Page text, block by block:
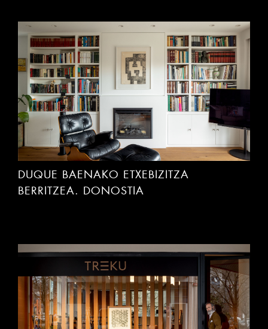
DUQUE BAENAKO ETXEBIZITZA
BERRITZEA. DONOSTIA